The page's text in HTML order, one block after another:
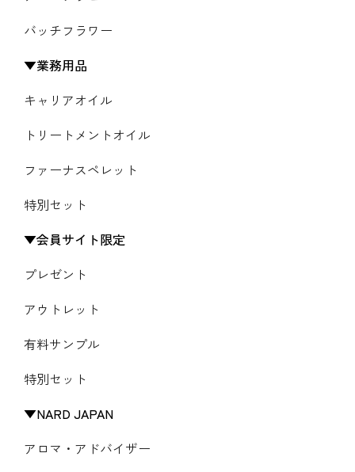
バッチフラワー
業務用品
キャリアオイル
トリートメントオイル
ファーナスペレット
特別セット
会員サイト限定
プレゼント
アウトレット
有料サンプル
特別セット
NARD JAPAN
アロマ・アドバイザー